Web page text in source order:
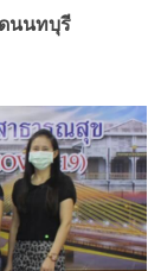
นนทบุรี